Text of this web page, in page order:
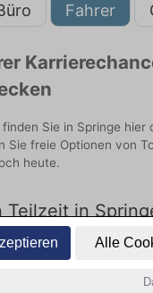
Alle
Fahrer
Sie in Springe hier
Sie freie Optionen von
heute.
Teilzeit in
für